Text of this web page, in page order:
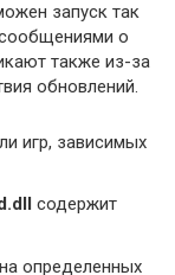
запуск так
о
также из-за
обновлений.
игр, зависимых
содержит
определенных